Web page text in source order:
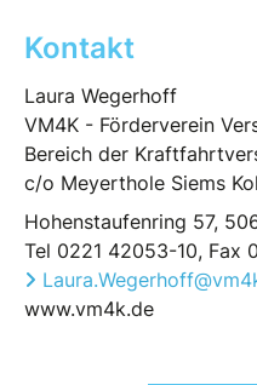
Kontakt
Laura Wegerhoff
VM4K - Förderverein
Bereich der
c/o Meyerthole Siems
Hohenstaufenring 57,
Tel 0221 42053-10, Fax
www.vm4k.de